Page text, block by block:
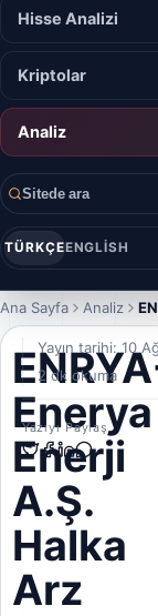
Hisse Analizi
Kriptolar
Analiz
Sitede ara
TÜRKÇEENGLISH
Ana Sayfa Analiz
Enerya
Enerji
A.Ş.
Halka
Arz
Yayın tarihi: 10
2 dk okuma
Yazıyı Paylaş